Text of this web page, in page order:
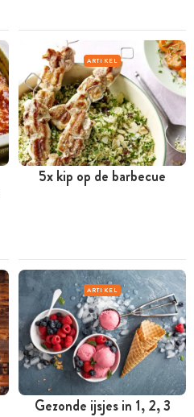
ARTIKEL
5x kip op de barbecue
ARTIKEL
Gezonde ijsjes in 1, 2, 3